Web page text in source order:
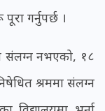
गर्नुपर्छ ।
संलग्न नभएको, १८
श्रममा संलग्न